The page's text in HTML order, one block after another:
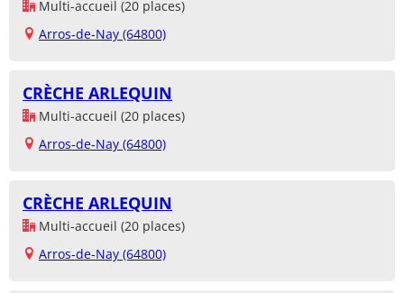
Multi-accueil (20 places)
Arros-de-Nay (64800)
CRÈCHE ARLEQUIN
Multi-accueil (20 places)
Arros-de-Nay (64800)
CRÈCHE ARLEQUIN
Multi-accueil (20 places)
Arros-de-Nay (64800)